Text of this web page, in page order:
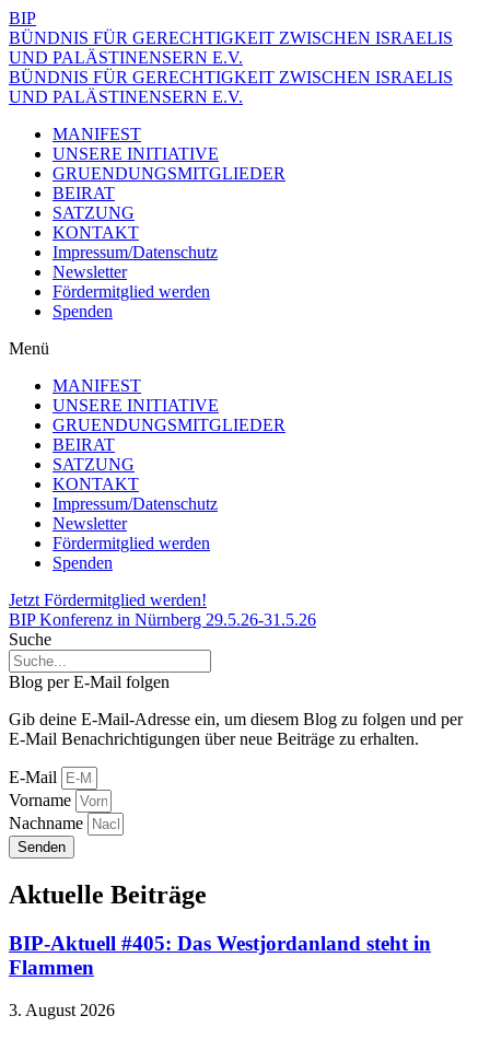
BIP
BÜNDNIS FÜR GERECHTIGKEIT ZWISCHEN ISRAELIS
UND PALÄSTINENSERN E.V.
BÜNDNIS FÜR GERECHTIGKEIT ZWISCHEN ISRAELIS
UND PALÄSTINENSERN E.V.
MANIFEST
UNSERE INITIATIVE
GRUENDUNGSMITGLIEDER
BEIRAT
SATZUNG
KONTAKT
Impressum/Datenschutz
Newsletter
Fördermitglied werden
Spenden
Menü
MANIFEST
UNSERE INITIATIVE
GRUENDUNGSMITGLIEDER
BEIRAT
SATZUNG
KONTAKT
Impressum/Datenschutz
Newsletter
Fördermitglied werden
Spenden
Jetzt Fördermitglied werden!
BIP Konferenz in Nürnberg 29.5.26-31.5.26
Suche
Blog per E-Mail folgen
Gib deine E-Mail-Adresse ein, um diesem Blog zu folgen und per
E-Mail Benachrichtigungen über neue Beiträge zu erhalten.
E-Mail
Vorname
Nachname
Senden
Aktuelle Beiträge
BIP-Aktuell #405: Das Westjordanland steht in
Flammen
3. August 2026